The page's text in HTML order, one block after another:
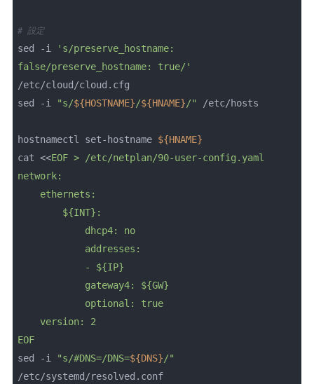
# 設定
sed -i
's/preserve_hostname:
false/preserve_hostname: true/'
/etc/cloud/cloud.cfg
sed -i
"s/${HOSTNAME}/${HNAME}/" /etc/hosts
hostnamectl set-hostname ${HNAME}
cat <<EOF > /etc/netplan/90-user-config.yaml
network:
EOF
sed -i
"s/#DNS=/DNS=${DNS}/"
/etc/systemd/resolved.conf